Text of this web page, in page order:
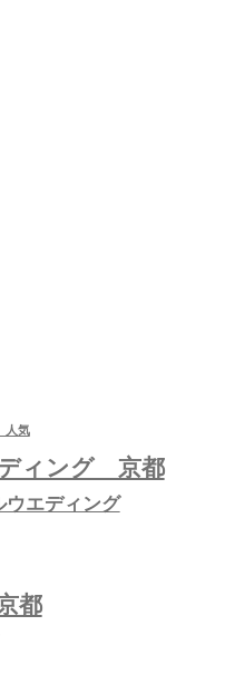
人気
ィング 京都
ウエディング
都